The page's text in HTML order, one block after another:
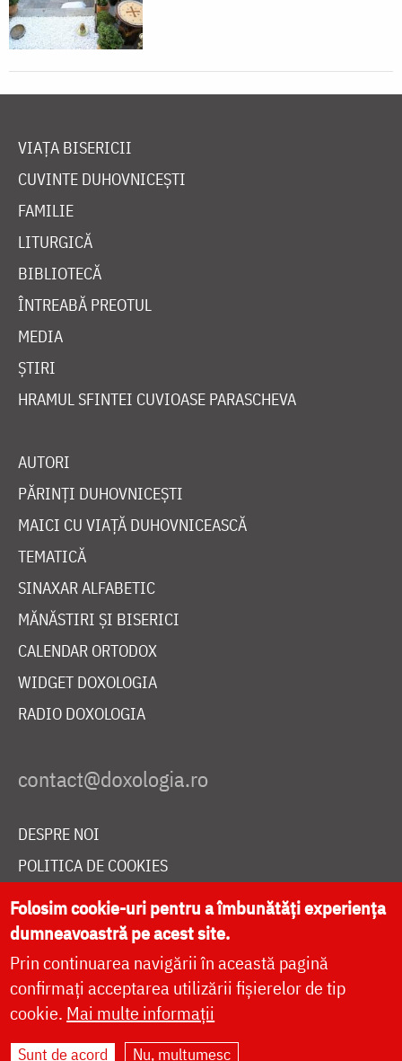
VIAȚA BISERICII
CUVINTE DUHOVNICEȘTI
FAMILIE
LITURGICĂ
BIBLIOTECĂ
ÎNTREABĂ PREOTUL
MEDIA
ȘTIRI
HRAMUL SFINTEI CUVIOASE PARASCHEVA
AUTORI
PĂRINȚI DUHOVNICEȘTI
MAICI CU VIAȚĂ DUHOVNICEASCĂ
TEMATICĂ
SINAXAR ALFABETIC
MĂNĂSTIRI ȘI BISERICI
CALENDAR ORTODOX
WIDGET DOXOLOGIA
RADIO DOXOLOGIA
DESPRE NOI
POLITICA DE COOKIES
DONEAZĂ ONLINE PENTRU CATEDRALA NAȚIONALĂ
LIVE
Site dezvoltat deDOXOLOGIA MEDIA
Folosim cookie-uri pentru a îmbunătăți experiența
dumneavoastră pe acest site.
Prin continuarea navigării în această pagină
confirmați acceptarea utilizării fișierelor de tip
cookie. Mai multe informații
Sunt de acord Nu, mulțumesc